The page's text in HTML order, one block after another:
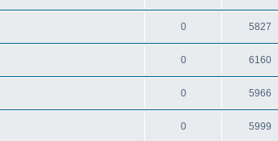
0 5827
0 6160
0 5966
0 5999